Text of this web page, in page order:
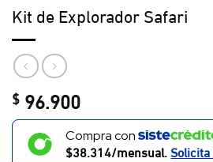
Kit de Explorador Safari
$ 96.900
Compra con
$38.314/mensual.